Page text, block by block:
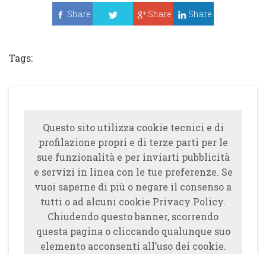
Share
Share Share
Tags:
Questo sito utilizza cookie tecnici e di
profilazione propri e di terze parti per le
sue funzionalità e per inviarti pubblicità
e servizi in linea con le tue preferenze. Se
vuoi saperne di più o negare il consenso a
tutti o ad alcuni cookie Privacy Policy.
Chiudendo questo banner, scorrendo
questa pagina o cliccando qualunque suo
elemento acconsenti all’uso dei cookie.